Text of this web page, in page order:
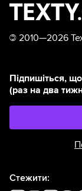
© 2010—2026
Підпишіться,
(раз на два
Стежити: